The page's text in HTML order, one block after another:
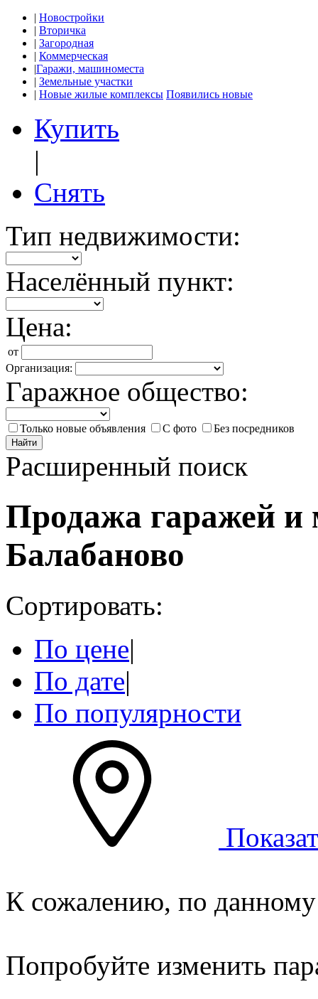
| Новостройки
| Вторичка
| Загородная
| Коммерческая
|Гаражи, машиноместа
| Земельные участки
| Новые жилые комплексы Появились новые
Купить
|
Снять
Тип недвижимости:
Населённый пункт:
Цена:
от
Организация:
Гаражное общество:
Только новые объявления С фото Без посредников
Найти
Расширенный поиск
Продажа гаражей
Балабаново
Сортировать:
По цене|
По дате|
По популярности
К сожалению, по данному
Попробуйте изменить